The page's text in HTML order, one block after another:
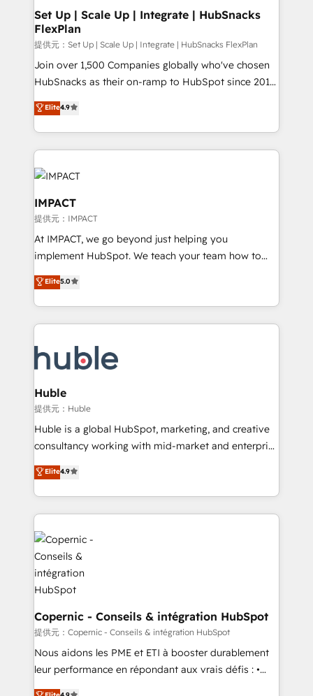
marketing, advertising, campaigns, content and
design We connect people, data and technology to
improve customer experiences. With our bright
people, exciting ideas and can-do mentality, we
ensure revenue growth on a daily basis. So tell us
team of 100+ experts is ready for you! Driving digital
growth | www.brightdigital.com
Set Up | Scale Up | Integrate | HubSnacks
FlexPlan
提供元：Set Up | Scale Up | Integrate | HubSnacks FlexPlan
Join over 1,500 Companies globally who've chosen
HubSnacks as their on-ramp to HubSpot since 2014
Simple pay-as-you-go plans that accelerate value...
1️⃣ Set Up | Onboarding New or Check-fixing existing
HubSpot portals 2️⃣ Scale Up | 100% HubSpot Task
Execution... Global 24/7 ... All Experts 3️⃣ Integrate |
your entire Tech Stack with Custom Integrations
Slash months from your API Integration project... ⬅️
Click "Contact Business" ⬅️ to access 150+ Kickstart
Integration templates that put HubSpot in the center
of your tech stack, syncing... 🛍️ Shopify or
WooCommerce 💲 Stripe or Paypal 💰 Sage or
Netsuite 🤖 Google or Microsoft ✍️ DocuSign or
PandaDoc 🌐 Avalara or Quaderno HubSnacks holds
Migrate | seamlessly off your old CRM onto a clean
new HubSpot portal with Advanced Website and
Elite4.9
IMPACT
提供元：IMPACT
At IMPACT, we go beyond just helping you
implement HubSpot. We teach your team how to
master it. As the creators of the Endless Customers
System™ (the next evolution of They Ask, You
Answer), we’re the only HubSpot partner built
entirely around coaching and training. That means
skills, processes, and internal team you need to
attract the right buyers, close deals faster, and grow
without outside dependencies. You’ll learn how to: •
Set up, audit, and organize your HubSpot portal •
Get your sales team fully using HubSpot • Track
pipeline and revenue across the entire buyer journey
growth • Create content and videos that attract
buyers • Use AI to scale smarter Our coaching-led
lasts. So if you're ready to become the most trusted
voice in your market, let’s talk.
Elite5.0
Huble
提供元：Huble
Huble is a global HubSpot, marketing, and creative
consultancy working with mid-market and enterprise
businesses. We go beyond implementation, shaping
the strategy, processes, and teams that turn
HubSpot into a genuine growth engine. Named
HubSpot's Global Partner of the Year in 2024,
consistently ranked among their top 5 partners
worldwide, and with over 15 years in the ecosystem,
Huble has built a track record that speaks for itself.
One company, one operating model, delivering
across offices and consulting teams in the UK, USA,
Canada, Germany, France, Belgium, Singapore, and
South Africa. Certified compliant with ISO/IEC
27001:2022 and ISO 9001:2015 across all seven
international offices and 175+ employees.
Elite4.9
Copernic - Conseils & intégration HubSpot
提供元：Copernic - Conseils & intégration HubSpot
Nous aidons les PME et ETI à booster durablement
leur performance en répondant aux vrais défis : •
Intégration de HubSpot avec d’autres outils (ERP,